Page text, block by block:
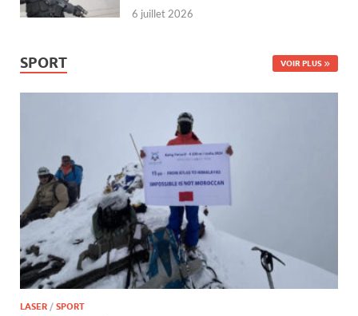
6 juillet 2026
SPORT VOIR PLUS
LASER / SPORT